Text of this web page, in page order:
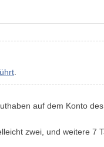
auf dem Konto
zwei, und weitere 7